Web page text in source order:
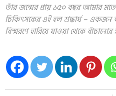
তাঁর জন্মের প্রায় ১৫০ বছর আমার
চিকিৎসকের এই হল শ্রদ্ধার্ঘ – একজন
বিস্মরণে হারিয়ে যাওয়া থেকে বাঁচানোর